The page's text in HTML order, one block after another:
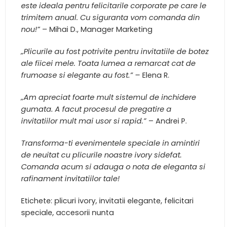
este ideala pentru felicitarile corporate pe care le
trimitem anual. Cu siguranta vom comanda din
nou!”– Mihai D., Manager Marketing
„Plicurile au fost potrivite pentru invitatiile de botez
ale fiicei mele. Toata lumea a remarcat cat de
frumoase si elegante au fost.”– Elena R.
„Am apreciat foarte mult sistemul de inchidere
gumata. A facut procesul de pregatire a
invitatiilor mult mai usor si rapid.”– Andrei P.
Transforma-ti evenimentele speciale in amintiri
de neuitat cu plicurile noastre ivory sidefat.
Comanda acum si adauga o nota de eleganta si
rafinament invitatiilor tale!
Etichete: plicuri ivory, invitatii elegante, felicitari
speciale, accesorii nunta